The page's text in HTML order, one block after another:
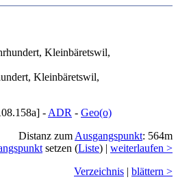
Kleinbäretswil,
-ADR - Geo(o)
Distanz zumAusgangspunkt: 564m
setzen (Liste) | weiterlaufen >
Verzeichnis | blättern >